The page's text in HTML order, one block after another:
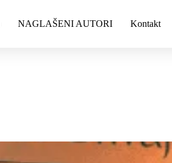
NAGLAŠENI AUTORI Kontakt